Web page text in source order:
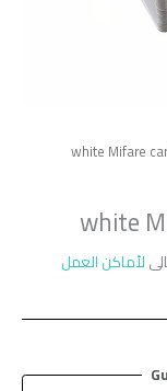
white
لأماكن العمل